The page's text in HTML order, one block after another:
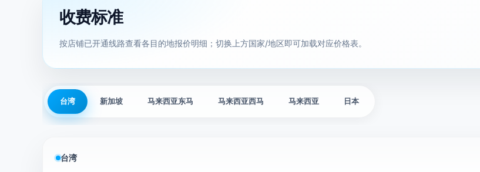
收费标准
按店铺已开通线路查看各目的地报价明细；切换上方国家/地区即可加载对应价格表。
台湾 新加坡 马来西亚东马 马来西亚西马 马来西亚 日本
台湾